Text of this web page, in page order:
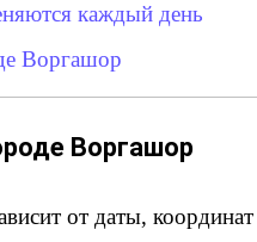
каждый день
Воргашор
Воргашор
от даты,